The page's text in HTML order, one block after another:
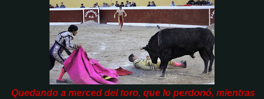
Quedando a merced del toro, que lo perdonó, mientras